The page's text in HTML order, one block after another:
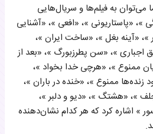
می‌توان به فیلم‌ها و سریال‌هایی
«پاستاریونی »، «افعی »، «آشنایی
»، «اژدر »، «آینه بغل »، «ساخت ایران »،
اجباری »، «سن پطرزبورگ »، «بعد از
ممنوع »، «هرچی خدا بخواد »،
زنده‌ها ممنوع »، «خنده در باران »،
»، «هشتگ »، «دیو و دلبر »،
» اشاره کرد که هر کدام نشان‌دهنده